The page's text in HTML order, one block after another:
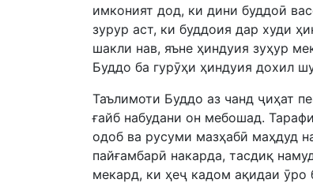
имконият дод, ки дини буддоӣ
зурур аст, ки буддоия дар худи
шакли нав, яъне ҳиндуия зуҳур
Буддо ба гурӯҳи ҳиндуия дохил
Таълимоти Буддо аз чанд ҷиҳат
ғайб набудани он мебошад.
одоб ва русуми мазҳабӣ маҳдуд
пайғамбарӣ накарда, тасдиқ
мекард, ки ҳеҷ кадом ақидаи ӯро